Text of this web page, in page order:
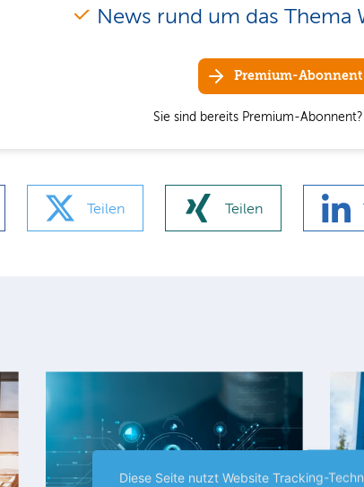
News rund um das Thema
Premium-
Sie sind bereits Premium-Abonnent?
Teilen Teilen
Diese Seite nutzt Website Tracking-